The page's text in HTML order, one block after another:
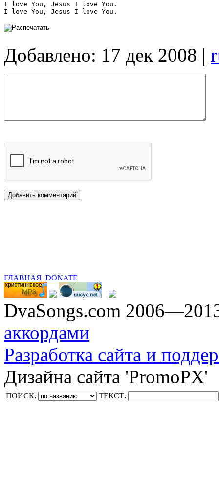
I love You, Jesus I love You.
Добавлено: 17 дек 2008 |
ГЛАВНАЯ DONATE
DvaSongs.com
аккордами
Разработка сайта и
Дизайна сайта 'PromoPX'
ПОИСК: ТЕКСТ: